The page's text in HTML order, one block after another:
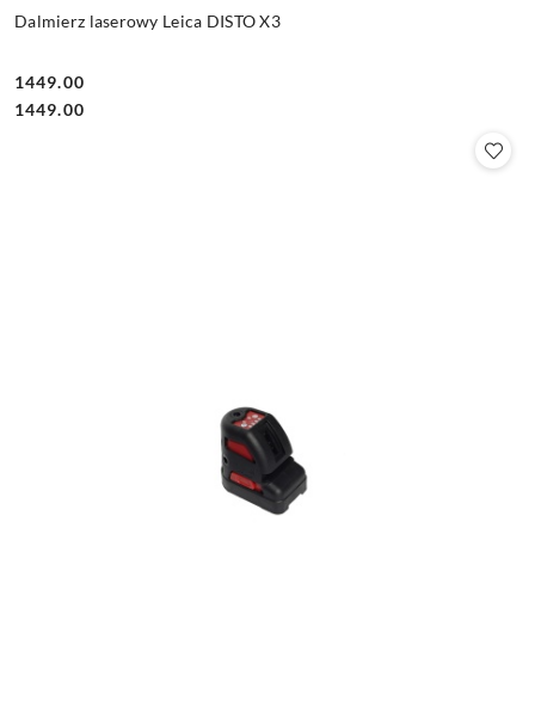
Dalmierz laserowy Leica DISTO X3
Cena:
1449.00
Cena:
1449.00